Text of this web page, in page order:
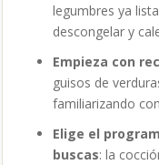
legumbres ya
descongelar y
Empieza con
guisos de
familiarizando
Elige el
buscas: la